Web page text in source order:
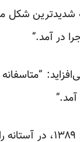
شکل
در آمد.”